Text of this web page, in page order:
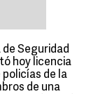
Seguridad
hoy licencia
policías de la
de una